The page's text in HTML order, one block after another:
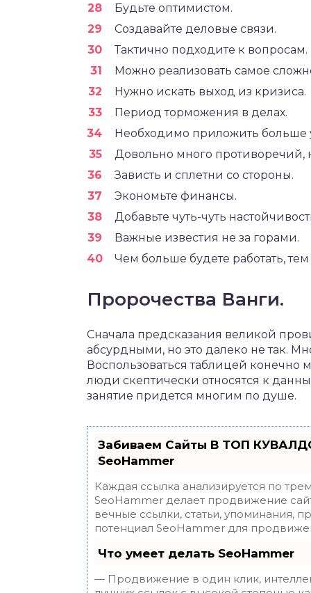
Будьте оптимистом.
Создавайте деловые связи.
Тактично подходите к вопросам.
Можно реализовать самое
Нужно искать выход из кризиса.
Период торможения в делах.
Необходимо приложить больше
Довольно много противоречий,
Зависть и сплетни со стороны.
Экономьте финансы.
Добавьте чуть-чуть
Важные известия не за горами.
Чем больше будете работать,
Пророчества Ванги.
Сначала предсказания великой
абсурдными, но это далеко не так.
Воспользоваться таблицей конечно
люди скептически относятся к
занятие придется многим по душе.
Забиваем Сайты В ТОП
SeoHammer
Каждая ссылка анализируется по
SeoHammer делает продвижение
вечные ссылки, статьи, упоминания,
потенциал SeoHammer для
Что умеет делать SeoHammer
— Продвижение в один клик,